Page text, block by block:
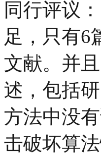
同行评议
足，只有6
文献。并
述，包括
方法中没
击破坏算